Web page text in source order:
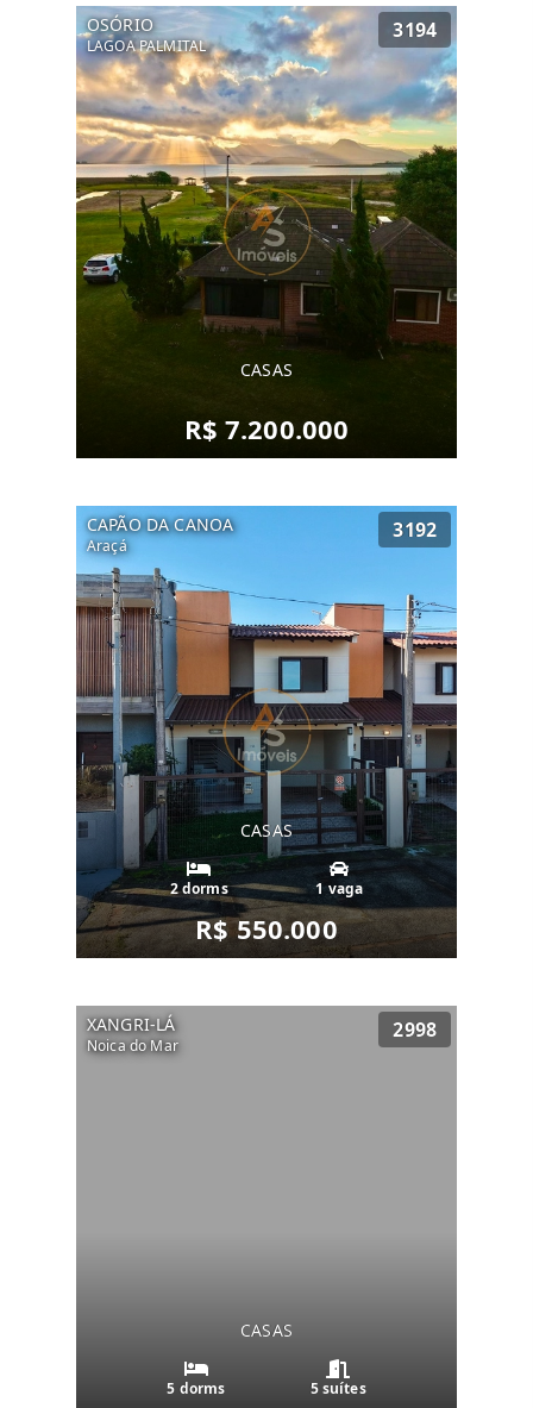
OSÓRIO
LAGOA PALMITAL
3194
CASAS
R$ 7.200.000
CAPÃO DA CANOA
Araçá
3192
CASAS
2 dorms 1 vaga
R$ 550.000
XANGRI-LÁ
Noica do Mar
2998
CASAS
5 dorms 5 suítes